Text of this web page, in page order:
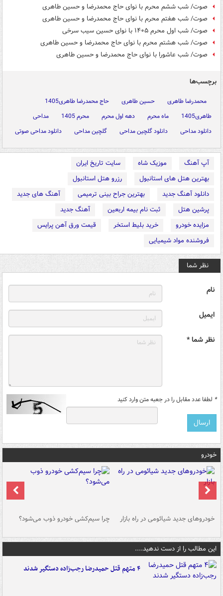
صوت/ شب ششم محرم با نوای حاج محمدرضا و حسین طاهری
صوت/ شب هفتم محرم با نوای حاج محمدرضا و حسین طاهری
صوت/ شب اول محرم ۱۴۰۵ با نوای حسین سیب سرخی
صوت/ شب هشتم محرم با نوای حاج محمدرضا و حسین طاهری
صوت/ شب عاشورا با نوای حاج محمدرضا و حسین طاهری
برچسب‌ها
محمدرضا طاهری حسین طاهری
حاج محمدرضا طاهری1405
طاهری1405
ماه محرم دهه اول محرم محرم 1405
مداحی
دانلود مداحی
دانلود گلچین مداحی گلچین مداحی دانلود مداحی صوتی
آپ آهنگ موزیک شاه
سایت تاریخ ایران
بهترین هتل های استانبول
رزرو هتل استانبول
دانلود آهنگ جدید
بهترین جراح بینی ترمیمی
آهنگ های جدید
پرشین هتل
ثبت نام بیمه اربعین
آهنگ جدید
مزایده خودرو
خرید بلیط استخر
قیمت ورق آهن پرایس
فروشنده مواد شیمیایی
نظر شما
نام
ایمیل
نظر شما *
* لطفا عدد مقابل را در جعبه متن وارد کنید
خودرو
خودروهای جدید شیائومی در راه بازار چرا سیم‌کشی خودرو ذوب می‌شود؟
این مطالب را از دست ندهید....
۴ متهم قتل حمیدرضا رجب‌زاده دستگیر شدند